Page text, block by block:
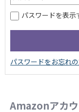
パスワードを表示
Amazonアカ